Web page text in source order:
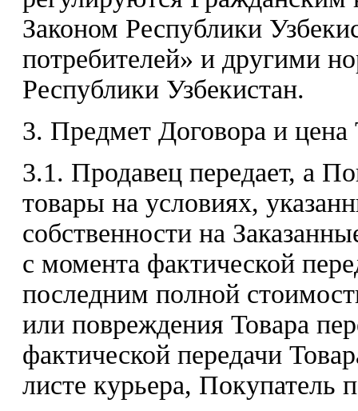
Законом Республики
потребителей» и другими
Республики Узбекистан.
3. Предмет Договора и цена
3.1. Продавец передает, а
товары на условиях,
собственности на
с момента фактической
последним полной
или повреждения Товара
фактической передачи
листе курьера, Покупатель